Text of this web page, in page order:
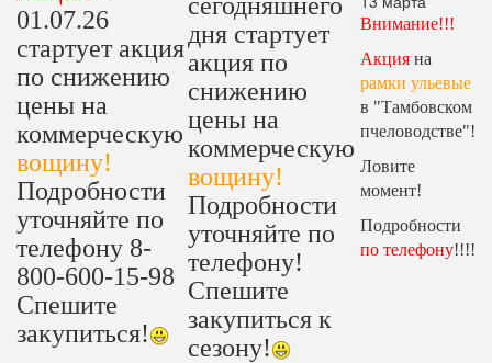
01.07.26
стартует акция
по снижению
цены на
коммерческую
вощину!
Подробности
уточняйте по
телефону 8-
800-600-15-98
Спешите
закупиться!
дня стартует
акция по
снижению
цены на
коммерческую
вощину!
Подробности
уточняйте по
телефону!
Спешите
закупиться к
сезону!
Внимание!!!
Акция на
рамки ульевые
в "Тамбовском
пчеловодстве"!
Ловите
момент!
Подробности
по телефону!!!!